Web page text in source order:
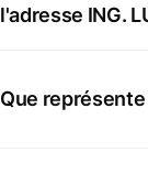
l'adresse ING.
Que